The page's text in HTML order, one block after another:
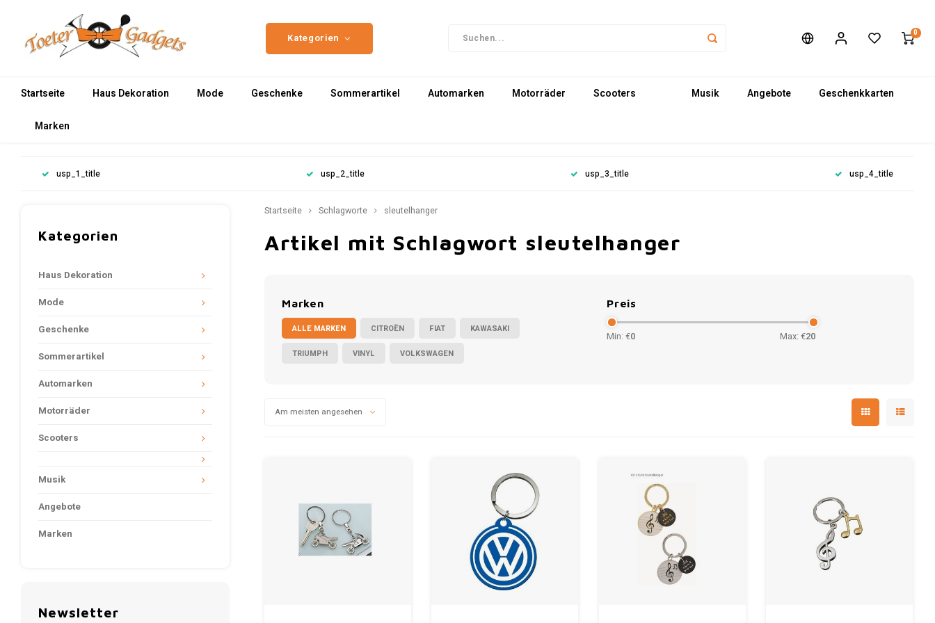
Kategorien 0
Startseite Haus Dekoration Mode Geschenke Sommerartikel Automarken Motorräder Scooters Musik Angebote Geschenkkarten
Marken
usp_1_title usp_2_title usp_3_title usp_4_title
Kategorien
Haus Dekoration
Mode
Geschenke
Sommerartikel
Automarken
Motorräder
Scooters
Musik
Angebote
Marken
Newsletter
Startseite Schlagworte sleutelhanger
Artikel mit Schlagwort sleutelhanger
Marken
ALLE MARKEN CITROËN FIAT KAWASAKI
TRIUMPH VINYL VOLKSWAGEN
Preis
Min: €0 Max: €20
Am meisten angesehen